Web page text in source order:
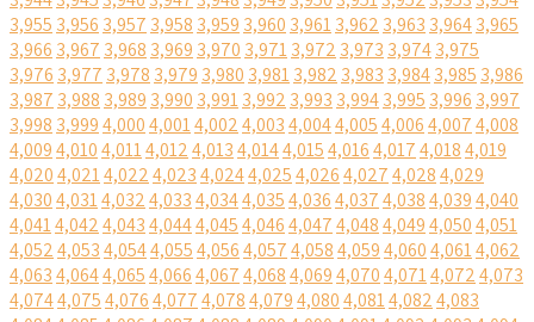
3,955 3,956 3,957 3,958 3,959 3,960 3,9613,962 3,963 3,9643,965
3,966 3,967 3,968 3,969 3,970 3,9713,972 3,973 3,9743,975
3,976 3,977 3,978 3,979 3,980 3,9813,982 3,983 3,9843,985 3,986
3,987 3,988 3,989 3,990 3,9913,992 3,993 3,9943,995 3,996 3,997
3,998 3,9994,0004,0014,0024,0034,0044,0054,0064,0074,008
4,0094,0104,0114,0124,0134,0144,0154,0164,0174,0184,019
4,0204,0214,0224,0234,0244,0254,0264,0274,0284,029
4,0304,0314,0324,0334,0344,0354,0364,0374,0384,0394,040
4,0414,0424,0434,0444,0454,0464,0474,0484,0494,0504,051
4,0524,0534,0544,0554,0564,0574,0584,0594,0604,0614,062
4,0634,0644,0654,0664,0674,0684,0694,0704,0714,0724,073
4,0744,0754,0764,0774,0784,0794,0804,0814,0824,083